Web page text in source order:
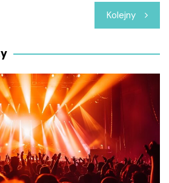
Kolejny